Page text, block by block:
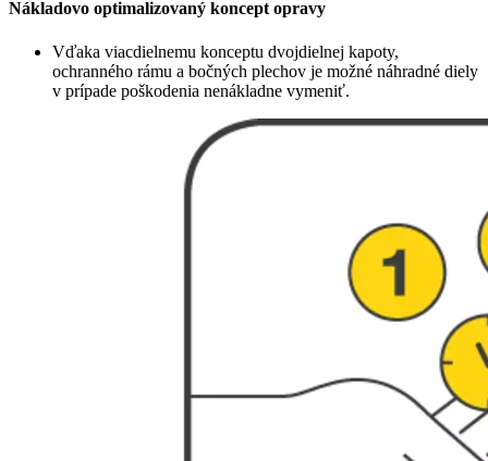
Nákladovo optimalizovaný koncept opravy
Vďaka viacdielnemu konceptu dvojdielnej kapoty,
ochranného rámu a bočných plechov je možné náhradné diely
v prípade poškodenia nenákladne vymeniť.